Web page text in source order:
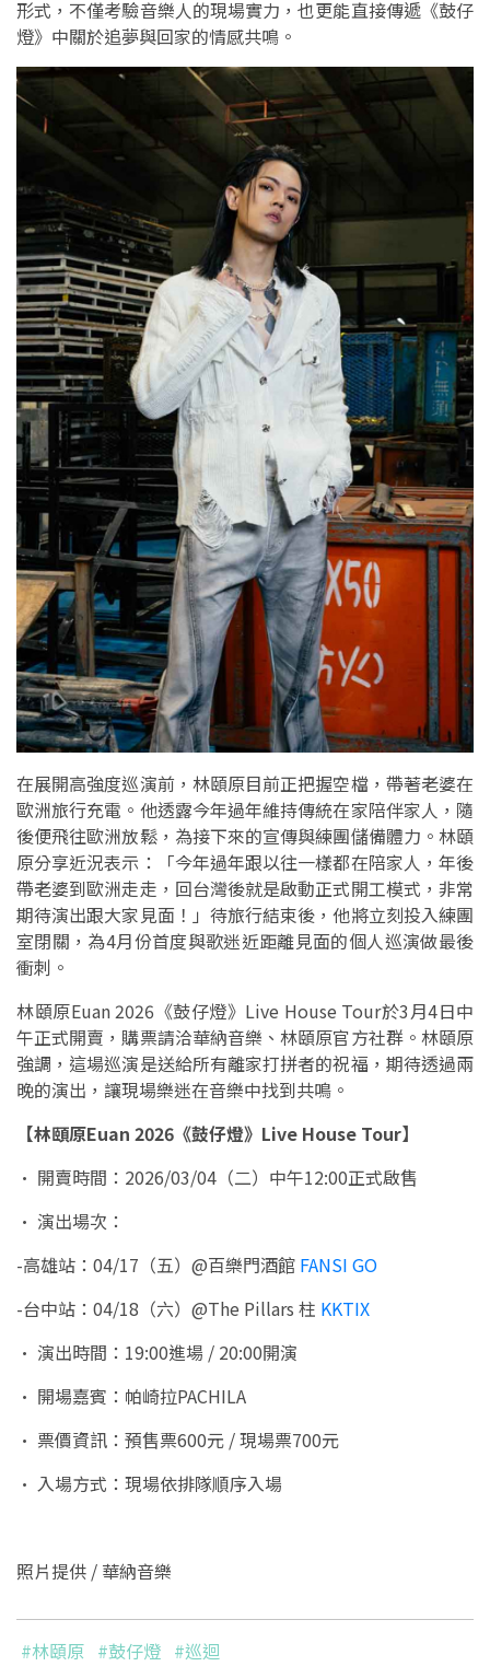
形式，不僅考驗音樂人的現場實力，也更能直接傳遞《鼓仔
燈》中關於追夢與回家的情感共鳴。
在展開高強度巡演前，林頤原目前正把握空檔，帶著老婆在
歐洲旅行充電。他透露今年過年維持傳統在家陪伴家人，隨
後便飛往歐洲放鬆，為接下來的宣傳與練團儲備體力。林頤
原分享近況表示：「今年過年跟以往一樣都在陪家人，年後
帶老婆到歐洲走走，回台灣後就是啟動正式開工模式，非常
期待演出跟大家見面！」待旅行結束後，他將立刻投入練團
室閉關，為4月份首度與歌迷近距離見面的個人巡演做最後
衝刺。
林頤原Euan 2026《鼓仔燈》Live House Tour於3月4日中
午正式開賣，購票請洽華納音樂、林頤原官方社群。林頤原
強調，這場巡演是送給所有離家打拼者的祝福，期待透過兩
晚的演出，讓現場樂迷在音樂中找到共鳴。
【林頤原Euan 2026《鼓仔燈》Live House Tour】
• 開賣時間：2026/03/04（二）中午12:00正式啟售
• 演出場次：
-高雄站：04/17（五）@百樂門酒館 FANSI GO
-台中站：04/18（六）@The Pillars 柱 KKTIX
• 演出時間：19:00進場 / 20:00開演
• 開場嘉賓：帕崎拉PACHILA
• 票價資訊：預售票600元 / 現場票700元
• 入場方式：現場依排隊順序入場
照片提供 / 華納音樂
#林頤原 #鼓仔燈 #巡迴